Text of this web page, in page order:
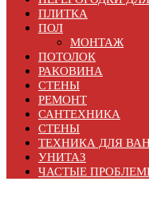
ПЛИТКА
ПОЛ
МОНТАЖ
ПОТОЛОК
РАКОВИНА
СТЕНЫ
РЕМОНТ
САНТЕХНИКА
СТЕНЫ
ТЕХНИКА ДЛЯ
УНИТАЗ
ЧАСТЫЕ